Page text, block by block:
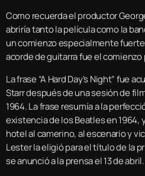
Como recuerda el productor
abriría tanto la película como la
un comienzo especialmente
acorde de guitarra fue el comienzo
La frase “A Hard Day’s Night” fue
Starr después de una sesión de
1964. La frase resumía a la
existencia de los Beatles en 1964,
hotel al camerino, al escenario y
Lester la eligió para el título de la
se anunció a la prensa el 13 de abril.